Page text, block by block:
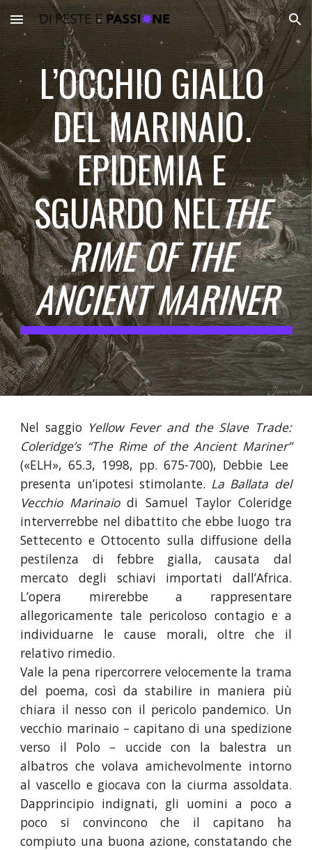
Skip to main content Skip to navigation
L’OCCHIO GIALLO
DEL MARINAIO.
EPIDEMIA E
SGUARDO NELTHE
RIME OF THE
ANCIENT MARINER
Nel saggio Yellow Fever and the Slave Trade:
Coleridge’s “The Rime of the Ancient Mariner”
(«ELH», 65.3, 1998, pp. 675-700), Debbie Lee
presenta un’ipotesi stimolante. La Ballata del
Vecchio Marinaiodi Samuel Taylor Coleridge
interverrebbe nel dibattito che ebbe luogo tra
Settecento e Ottocento sulla diffusione della
pestilenza di febbre gialla, causata dal
mercato degli schiavi importati dall’Africa.
L’opera mirerebbe a rappresentare
allegoricamente tale pericoloso contagio e a
individuarne le cause morali, oltre che il
relativo rimedio.
Vale la pena ripercorrere velocemente la trama
del poema, così da stabilire in maniera più
chiara il nesso con il pericolo pandemico. Un
vecchio marinaio – capitano di una spedizione
verso il Polo – uccide con la balestra un
albatros che volava amichevolmente intorno
al vascello e giocava con la ciurma assoldata.
Dapprincipio indignati, gli uomini a poco a
poco si convincono che il capitano ha
compiuto una buona azione, constatando che